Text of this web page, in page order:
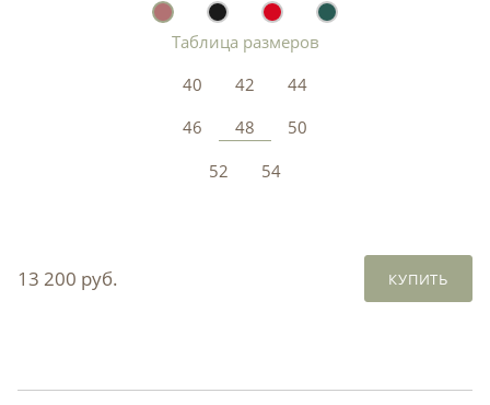
Таблица размеров
40
42
44
46
48
50
52
54
13 200 руб. КУПИТЬ